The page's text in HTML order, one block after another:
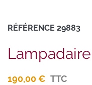
RÉFÉRENCE 29883
190,00 € TTC